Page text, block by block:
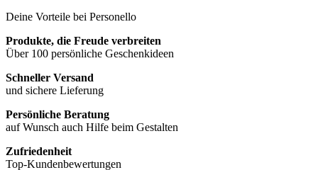
Deine Vorteile bei Personello
Produkte, die Freude verbreiten
Über 100 persönliche Geschenkideen
Schneller Versand
und sichere Lieferung
Persönliche Beratung
auf Wunsch auch Hilfe beim Gestalten
Zufriedenheit
Top-Kundenbewertungen